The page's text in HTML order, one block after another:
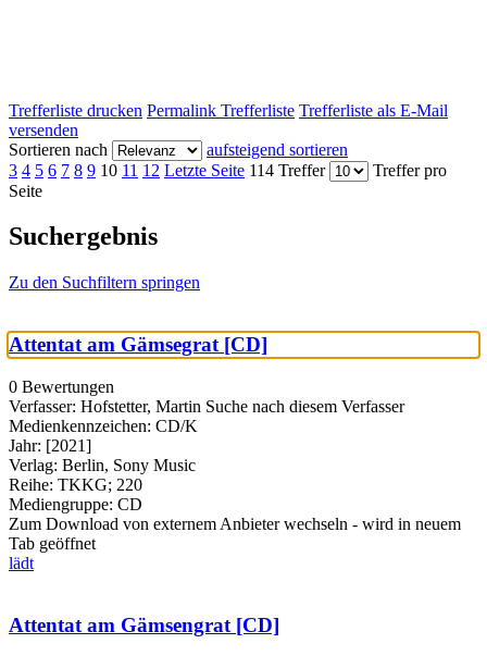
Trefferliste drucken Permalink Trefferliste Trefferliste als E-Mail
versenden
Sortieren nach
aufsteigend sortieren
3 4 5 6 7 8 9 10 11 12 Letzte Seite 114 Treffer
Treffer pro
Seite
Suchergebnis
Zu den Suchfiltern springen
Attentat am Gämsegrat [CD]
0 Bewertungen
Verfasser: Hofstetter, Martin Suche nach diesem Verfasser
Medienkennzeichen: CD/K
Jahr: [2021]
Verlag: Berlin, Sony Music
Reihe: TKKG; 220
Mediengruppe: CD
Zum Download von externem Anbieter wechseln - wird in neuem
Tab geöffnet
lädt
Attentat am Gämsengrat [CD]